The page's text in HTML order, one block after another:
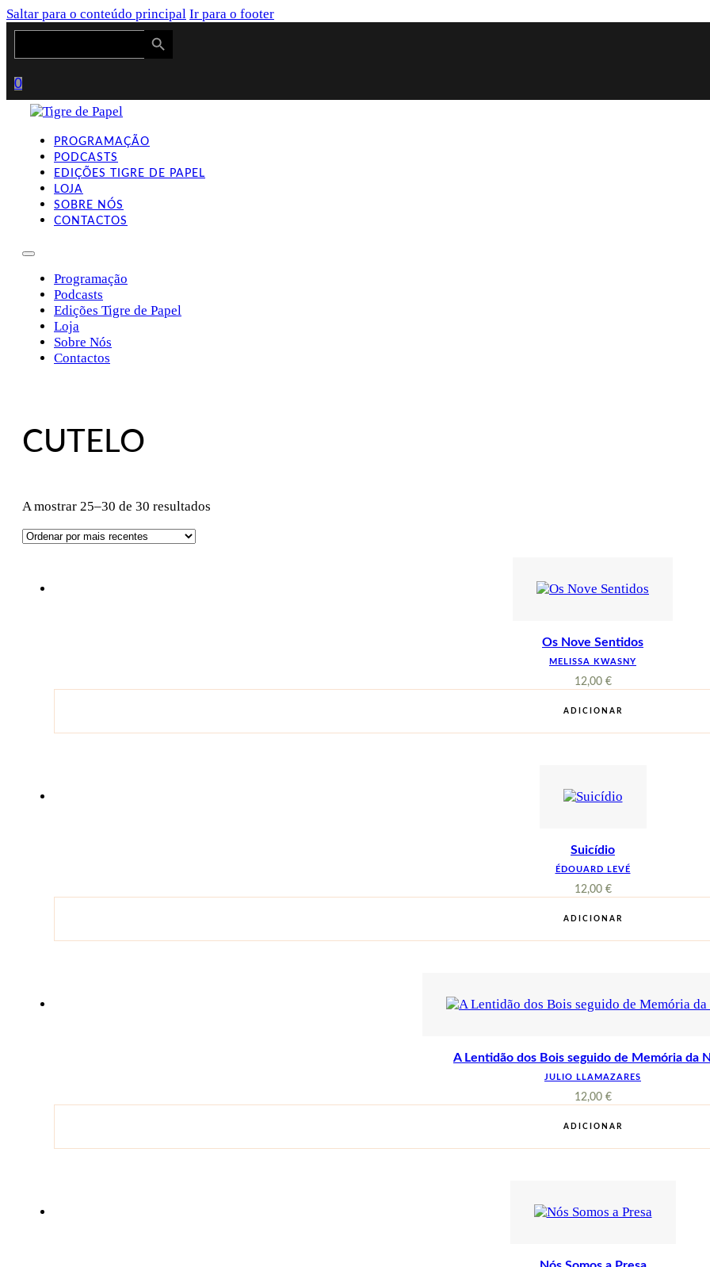
Saltar para o conteúdo principal Ir para o footer
Search
Search Button
0
PROGRAMAÇÃO
PODCASTS
EDIÇÕES TIGRE DE PAPEL
LOJA
SOBRE NÓS
CONTACTOS
Programação
Podcasts
Edições Tigre de Papel
Loja
Sobre Nós
Contactos
CUTELO
A mostrar 25–30 de 30 resultados
Os Nove Sentidos
MELISSA KWASNY
12,00 €
ADICIONAR
Suicídio
ÉDOUARD LEVÉ
12,00 €
ADICIONAR
A Lentidão dos Bois seguido de Memória da
JULIO LLAMAZARES
12,00 €
ADICIONAR